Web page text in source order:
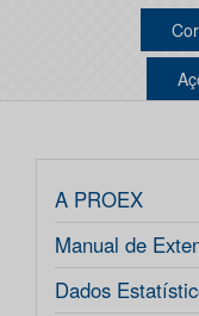
A PROEX
Manual de
Dados